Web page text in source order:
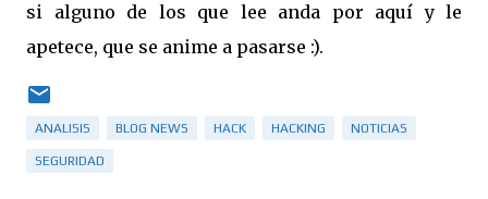
si alguno de los que lee anda por aquí y le
apetece, que se anime a pasarse :).
ANALISIS BLOG NEWS HACK HACKING NOTICIAS
SEGURIDAD